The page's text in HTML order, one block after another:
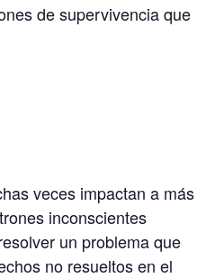
de supervivencia que
veces impactan a más
inconscientes
un problema que
no resueltos en el